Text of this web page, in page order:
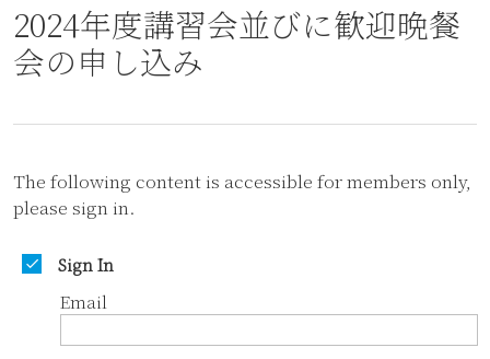
2024年度講習会並びに歓迎晩餐
会の申し込み
The following content is accessible for members only,
please sign in.
Sign In
Email